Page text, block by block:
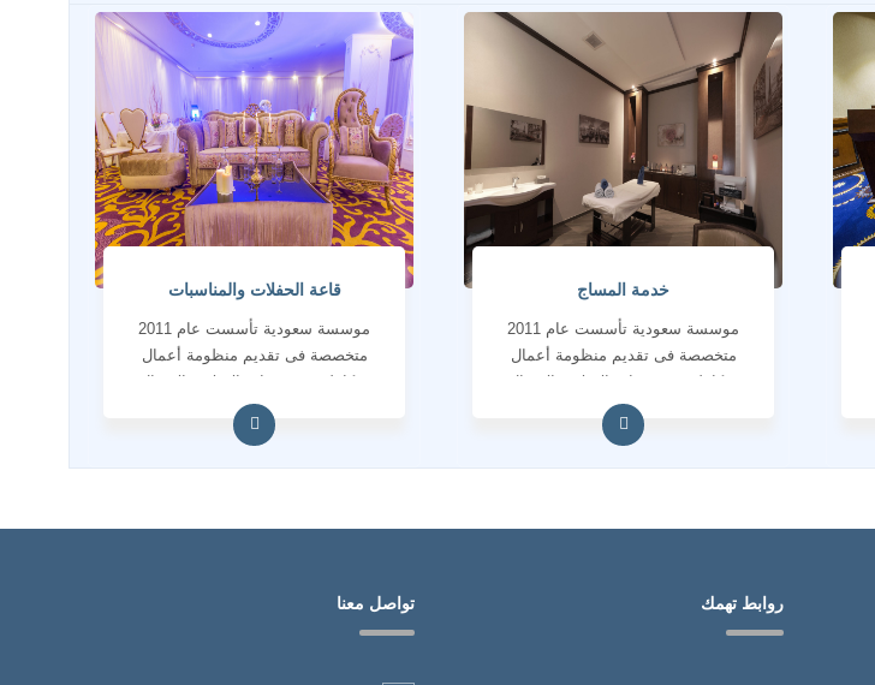
خدمة المساج
موسسة سعودية تأسست عام 2011
متخصصة فى تقديم منظومة أعمال
متكاملة فى خدمات الاعلام والاتصال
المؤسسى والانتاج الاعلامى
قاعة الحفلات والمناسبات
موسسة سعودية تأسست عام 2011
متخصصة فى تقديم منظومة أعمال
متكاملة فى خدمات الاعلام والاتصال
المؤسسى والانتاج الاعلامى
روابط تهمك تواصل معنا